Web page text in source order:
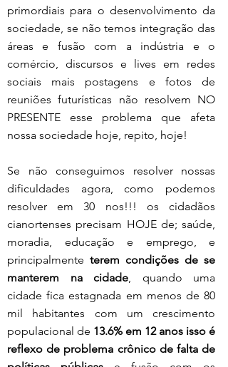
primordiais para o desenvolvimento da
sociedade, se não temos integração das
áreas e fusão com a indústria e o
comércio, discursos e lives em redes
sociais mais postagens e fotos de
reuniões futurísticas não resolvem NO
PRESENTE esse problema que afeta
nossa sociedade hoje, repito, hoje!
Se não conseguimos resolver nossas
dificuldades agora, como podemos
resolver em 30 nos!!! os cidadãos
cianortenses precisam HOJE de; saúde,
moradia, educação e emprego, e
principalmente terem condições de se
manterem na cidade , quando uma
cidade fica estagnada em menos de 80
mil habitantes com um crescimento
populacional de 13.6% em 12 anos isso é
reflexo de problema crônico de falta de